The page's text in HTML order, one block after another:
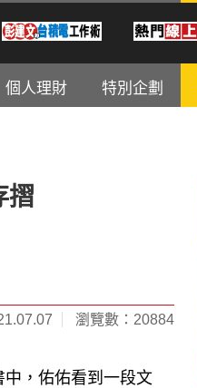
個人理財 特別企劃
摺
瀏覽數：20884
，佑佑看到一段文